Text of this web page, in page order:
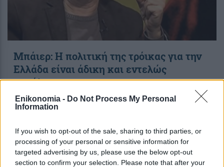
Enikonomia - Do Not Process My Personal
Information
If you wish to opt-out of the sale, sharing to third parties, or
processing of your personal or sensitive information for
targeted advertising by us, please use the below opt-out
section to confirm your selection. Please note that after your
Μπάιερ: Η πολιτική της τρόικας για την
Ελλάδα είναι άδικη και εντελώς
παράλογη